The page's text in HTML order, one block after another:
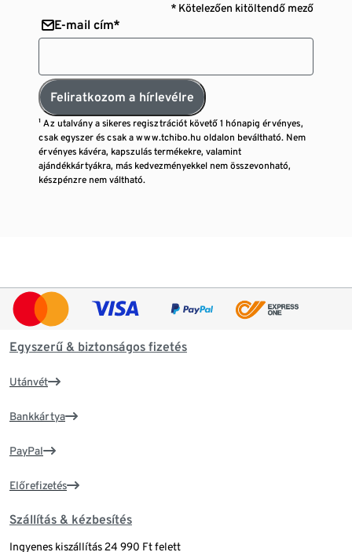
* Kötelezően kitöltendő mező
E-mail cím*
Feliratkozom a hírlevélre
¹ Az utalvány a sikeres regisztrációt követő 1 hónapig érvényes,
csak egyszer és csak a www.tchibo.hu oldalon beváltható. Nem
érvényes kávéra, kapszulás termékekre, valamint
ajándékkártyákra, más kedvezményekkel nem összevonható,
készpénzre nem váltható.
Egyszerű & biztonságos fizetés
Utánvét
Bankkártya
PayPal
Előrefizetés
Szállítás & kézbesítés
Ingyenes kiszállítás 24 990 Ft felett